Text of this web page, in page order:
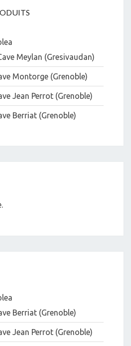
Meylan (Gresivaudan)
Montorge (Grenoble)
Jean Perrot (Grenoble)
Berriat (Grenoble)
Berriat (Grenoble)
Jean Perrot (Grenoble)